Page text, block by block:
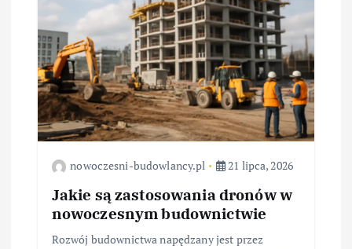
nowoczesni-budowlancy.pl 21 lipca, 2026
Jakie są zastosowania dronów w
nowoczesnym budownictwie
Rozwój budownictwa napędzany jest przez